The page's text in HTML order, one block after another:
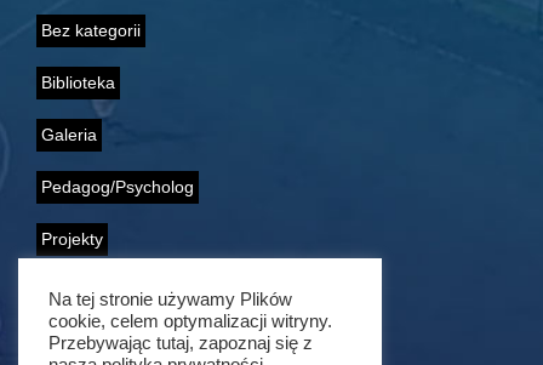
Bez kategorii
Biblioteka
Galeria
Pedagog/Psycholog
Projekty
Samorząd Uczniowski
Wolontariat
Na tej stronie używamy Plików
cookie, celem optymalizacji witryny.
Przebywając tutaj, zapoznaj się z